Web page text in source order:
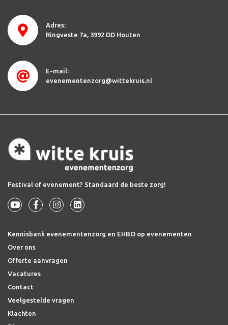
Adres:
Ringveste 7a 3992 DD Houten
E-mail:
evenementenzorg@wittekruis.nl
Festival of evenement? Standaard de beste zorg!
Kennisbank evenementenzorg en EHBO op evenementen
Over ons
Offerte aanvragen
Vacatures
Contact
Veelgestelde vragen
Klachten